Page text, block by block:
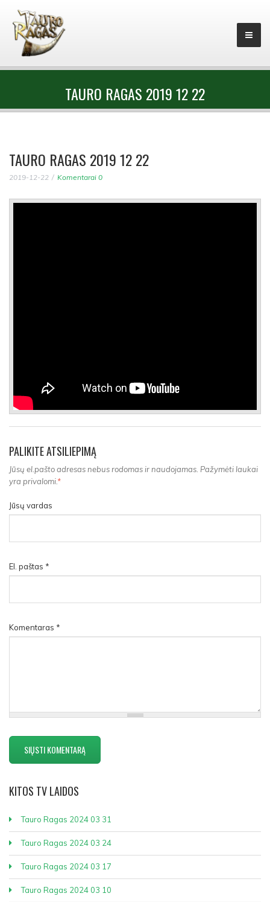
TAURO RAGAS 2019 12 22
TAURO RAGAS 2019 12 22
2019-12-22 Komentarai 0
PALIKITE ATSILIEPIMĄ
Jūsų el.pašto adresas nebus rodomas ir naudojamas. Pažymėti laukai
yra privalomi.*
Jūsų vardas
El. paštas *
Komentaras *
KITOS TV LAIDOS
Tauro Ragas 2024 03 31
Tauro Ragas 2024 03 24
Tauro Ragas 2024 03 17
Tauro Ragas 2024 03 10